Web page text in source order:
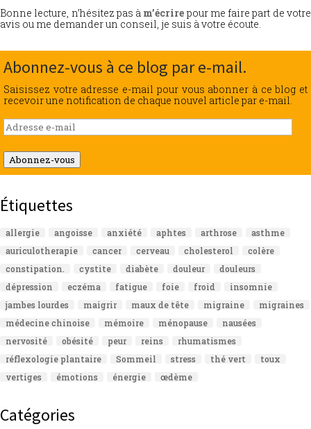
Bonne lecture, n’hésitez pas à m’écrire pour me faire part de votre
avis ou me demander un conseil, je suis à votre écoute.
Abonnez-vous à ce blog par e-mail.
Saisissez votre adresse e-mail pour vous abonner à ce blog et
recevoir une notification de chaque nouvel article par e-mail.
Adresse
e-
mail
Abonnez-vous
Étiquettes
allergie angoisse anxiété aphtes arthrose
asthme
auriculotherapie
cancer cerveau cholesterol
colère
constipation.
cystite diabète douleur
douleurs
dépression
eczéma fatigue foie froid
insomnie
jambes lourdes
maigrir maux de tête migraine
migraines
médecine chinoise
mémoire ménopause
nausées
nervosité
obésité peur reins
rhumatismes
réflexologie plantaire
Sommeil stress thé vert
toux
vertiges
émotions énergie œdème
Catégories